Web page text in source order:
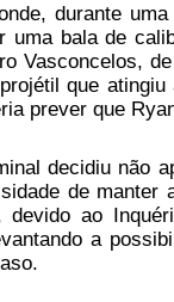
durante
bala de
Vasconcelos,
que
prever que
decidiu não
de manter
ao
a